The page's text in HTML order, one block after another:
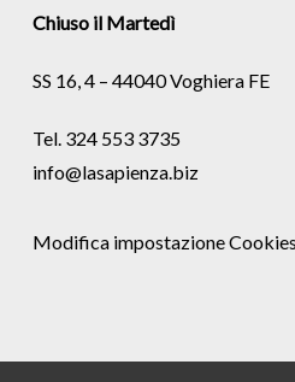
Chiuso il Martedì
SS 16, 4 – 44040 Voghiera FE
Tel. 324 553 3735
info@lasapienza.biz
Modifica impostazione Cookies